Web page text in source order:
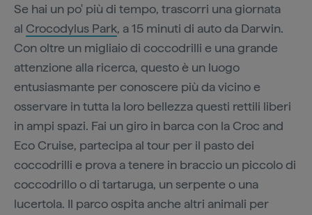
Se hai un po' più di tempo, trascorri una giornata
al Crocodylus Park, a 15 minuti di auto da Darwin.
Con oltre un migliaio di coccodrilli e una grande
attenzione alla ricerca, questo è un luogo
entusiasmante per conoscere più da vicino e
osservare in tutta la loro bellezza questi rettili liberi
in ampi spazi. Fai un giro in barca con la Croc and
Eco Cruise, partecipa al tour per il pasto dei
coccodrilli e prova a tenere in braccio un piccolo di
coccodrillo o di tartaruga, un serpente o una
lucertola. Il parco ospita anche altri animali per